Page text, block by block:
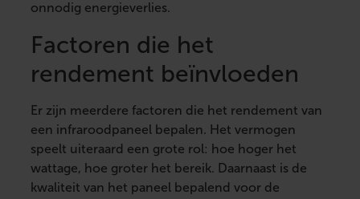
onnodig energieverlies.
Factoren die het
rendement beïnvloeden
Er zijn meerdere factoren die het rendement van
een infraroodpaneel bepalen. Het vermogen
speelt uiteraard een grote rol: hoe hoger het
wattage, hoe groter het bereik. Daarnaast is de
kwaliteit van het paneel bepalend voor de